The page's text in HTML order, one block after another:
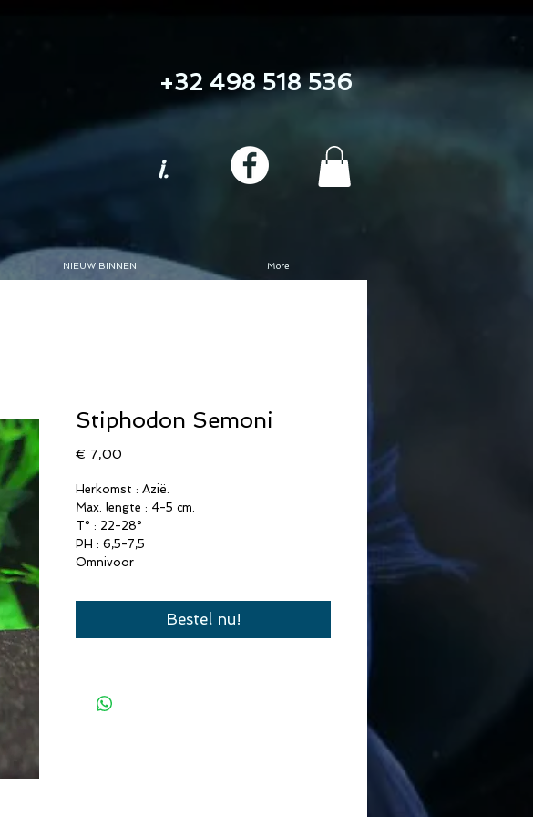
+32 498 518 536
i.
NIEUW BINNEN More
Stiphodon Semoni
€ 7,00
Herkomst : Azië.
Max. lengte : 4-5 cm.
T° : 22-28°
PH : 6,5-7,5
Omnivoor
Bestel nu!